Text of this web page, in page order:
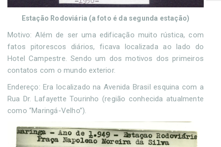
Estação Rodoviária (a foto é da segunda estação)
Motivo: Além de ser uma edificação muito rústica, com
fatos pitorescos diários, ficava localizada ao lado do
Hotel Campestre. Sendo um dos motivos dos primeiros
contatos com o mundo exterior.
Endereço: Era localizado na Avenida Brasil esquina com a
Rua Dr. Lafayette Tourinho (região conhecida atualmente
como “Maringá-Velho”).